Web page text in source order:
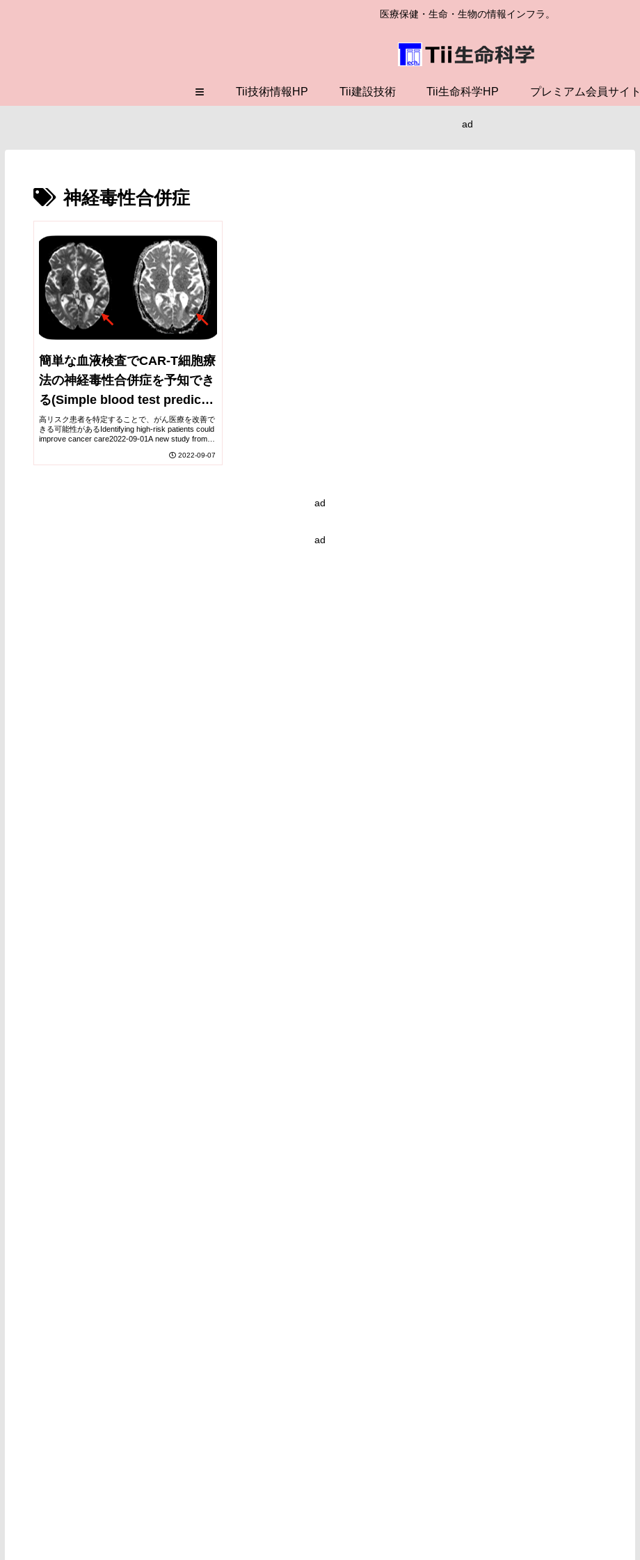
医療保健・生命・生物の情報インフラ。
≡ Tii技術情報HP Tii建設技術 Tii生命科学HP プレミアム会員サイト
ad
神経毒性合併症
簡単な血液検査でCAR-T細胞療
法の神経毒性合併症を予知でき
る(Simple blood test predicts
neurotoxic complications of
CAR-T cell therapy)
高リスク患者を特定することで、がん医療を改善で
きる可能性があるIdentifying high-risk patients could
improve cancer care2022-09-01A new study from
2022-09-07
ad
ad